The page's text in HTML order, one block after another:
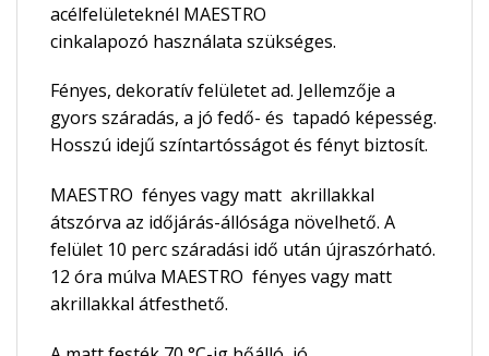
acélfelületeknél MAESTRO
cinkalapozó használata szükséges.
Fényes, dekoratív felületet ad. Jellemzője a
gyors száradás, a jó fedő- és tapadó képesség.
Hosszú idejű színtartósságot és fényt biztosít.
MAESTRO fényes vagy matt akrillakkal
átszórva az időjárás-állósága növelhető. A
felület 10 perc száradási idő után újraszórható.
12 óra múlva MAESTRO fényes vagy matt
akrillakkal átfesthető.